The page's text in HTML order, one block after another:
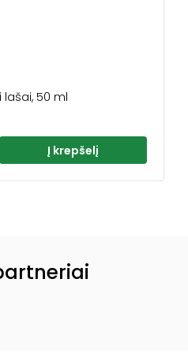
lašai, 50 ml
geriamieji lašai, 50 ml
Į krepšelį